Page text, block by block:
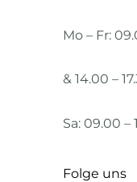
Mo – Fr:
& 14.00 –
Sa: 09.00 –
Folge uns